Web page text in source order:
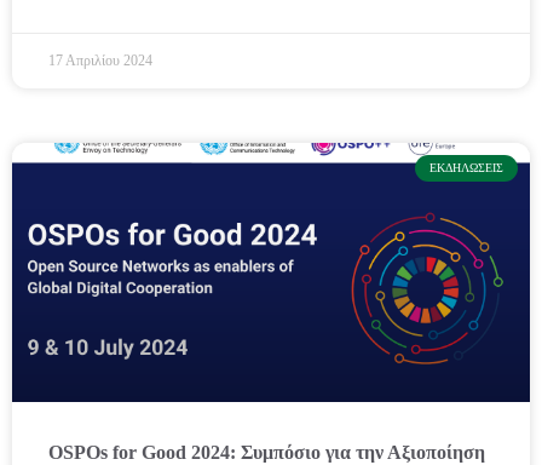
17 Απριλίου 2024
ΕΚΔΗΛΏΣΕΙΣ
OSPOs for Good 2024: Συμπόσιο για την Αξιοποίηση